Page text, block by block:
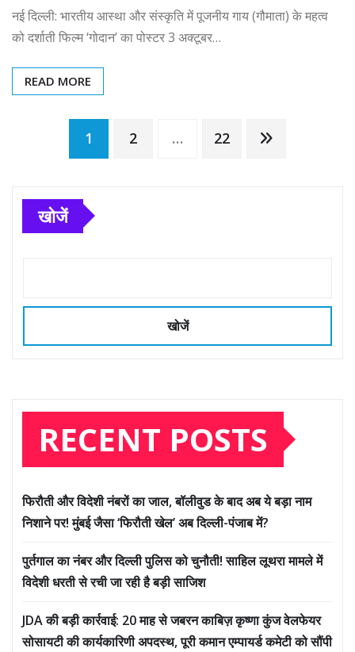
नई दिल्ली: भारतीय आस्था और संस्कृति में पूजनीय गाय (गौमाता) के महत्व
को दर्शाती फिल्म ‘गोदान’ का पोस्टर 3 अक्टूबर…
READ MORE
Posts
pagination
1 2 … 22
खोजें
खोजें
RECENT POSTS
फिरौती और विदेशी नंबरों का जाल, बॉलीवुड के बाद अब ये बड़ा नाम
निशाने पर! मुंबई जैसा ‘फिरौती खेल’ अब दिल्ली-पंजाब में?
पुर्तगाल का नंबर और दिल्ली पुलिस को चुनौती! साहिल लूथरा मामले में
विदेशी धरती से रची जा रही है बड़ी साजिश
JDA की बड़ी कार्रवाई: 20 माह से जबरन काबिज़ कृष्णा कुंज वेलफेयर
सोसायटी की कार्यकारिणी अपदस्थ, पूरी कमान एम्पायर्ड कमेटी को सौंपी